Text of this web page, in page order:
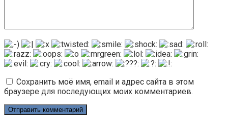
Сохранить моё имя, email и адрес сайта в этом
браузере для последующих моих комментариев.